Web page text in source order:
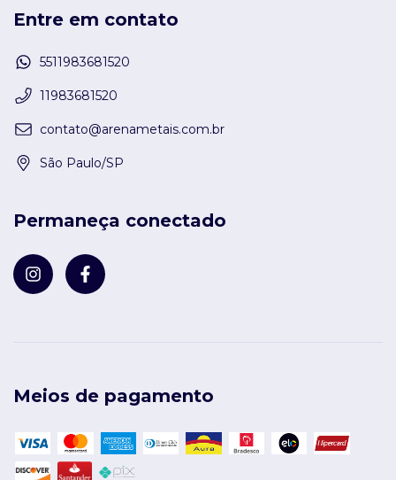
Entre em contato
5511983681520
11983681520
contato@arenametais.com.br
São Paulo/SP
Permaneça conectado
Meios de pagamento